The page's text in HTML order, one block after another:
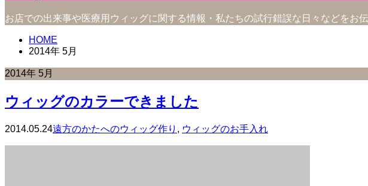
お店での出来事や医療用ウィッグに関する情報・私たちの試行錯誤な日々などをお伝
HOME
2014年 5月
2014年 5月
ウィッグのカラーできました
2014.05.24遠方のかたへのウィッグ作り , ウィッグのお手入れ